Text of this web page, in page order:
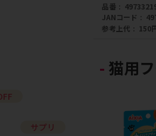
品番
JANコード
参考上代
150
猫用
サプリ